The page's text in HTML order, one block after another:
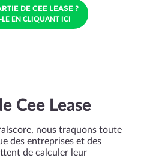
DE CEE LEASE ?
EN CLIQUANT ICI
Cee Lease
nous traquons toute
des entreprises et des
de calculer leur